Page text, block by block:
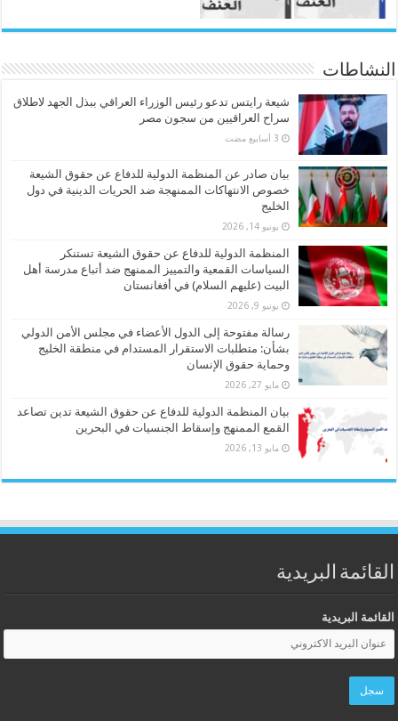
النشاطات
شيعة رايتس تدعو رئيس الوزراء العراقي ببذل الجهد لاطلاق
سراح العراقيين من سجون مصر
بيان صادر عن المنظمة الدولية للدفاع عن حقوق الشيعة
خصوص الانتهاكات الممنهجة ضد الحريات الدينية في دول
الخليج
يونيو 14, 2026
المنظمة الدولية للدفاع عن حقوق الشيعة تستنكر
السياسات القمعية والتمييز الممنهج ضد أتباع مدرسة أهل
البيت (عليهم السلام) في أفغانستان
يونيو 9, 2026
رسالة مفتوحة إلى الدول الأعضاء في مجلس الأمن الدولي
بشأن: متطلبات الاستقرار المستدام في منطقة الخليج
وحماية حقوق الإنسان
مايو 27, 2026
بيان المنظمة الدولية للدفاع عن حقوق الشيعة تدين تصاعد
القمع الممنهج وإسقاط الجنسيات في البحرين
مايو 13, 2026
القائمة البريدية
القائمة البريدية